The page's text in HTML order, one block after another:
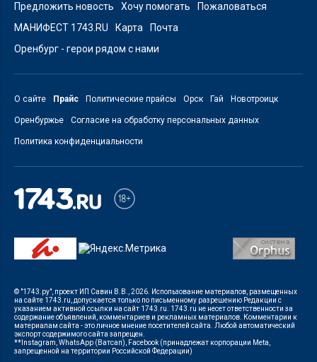
Предложить новость
Хочу помогать
Пожаловаться
МАНИФЕСТ 1743.RU
Карта
Почта
Оренбург - герои рядом с нами
О сайте Прайс Политические прайсы Орск Гай Новотроицк
Оренбуржье Согласие на обработку персональных данных
Политика конфиденциальности
© "1743.ру", проект ИП Савин В.В., 2026. Использование материалов, размещенных
на сайте 1743.ru, допускается только по письменному разрешению Редакции с
указанием активной ссылки на сайт 1743.ru. 1743.ru не несет ответственности за
содержание объявлений, комментариев и рекламных материалов. Комментарии к
материалам сайта - это личное мнение посетителей сайта. Любой автоматический
экспорт содержимого сайта запрещен.
**Instagram, WhatsApp (Ватсап), Facebook (принадлежат корпорации Meta,
запрещенной на территории Российской Федерации)